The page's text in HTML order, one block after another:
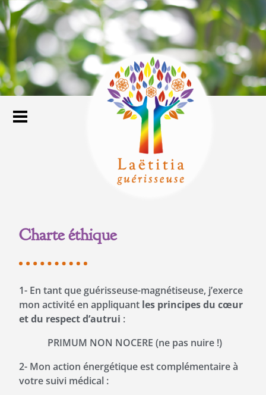
Charte éthique
1- En tant que guérisseuse-magnétiseuse, j’exerce
mon activité en appliquant les principes du cœur
et du respect d’autrui :
PRIMUM NON NOCERE (ne pas nuire !)
2- Mon action énergétique est complémentaire à
votre suivi médical :